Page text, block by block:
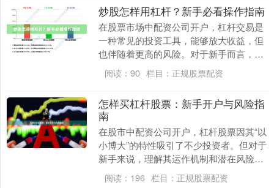
炒股怎样用杠杆？新手必看操作指南
在股票市场中配资公司开户，杠杆交易是
一种常见的投资工具，能够放大收益，但
也伴随着更高的风险。对于新手而言，了
解杠杆的基本原理和操作方法至关重要。
本文将为您详细解....
阅读： 90 栏目： 正规股票配资
怎样买杠杆股票：新手开户与风险指
南
在股市中配资公司开户，杠杆股票因其“以
小博大”的特性吸引了不少投资者。但对于
新手来说，理解其运作机制和潜在风险至
关重要。本文将为你梳理购买杠杆股票的
完整流程，并....
阅读： 196 栏目： 正规股票配资